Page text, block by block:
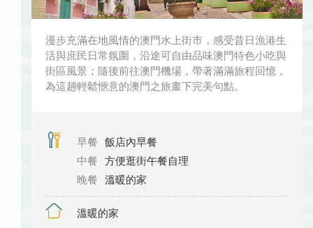
漫步充滿在地風情的澳門水上街市，感受昔日漁港生
活與庶民日常氛圍，沿途可自由品味澳門特色小吃與
街區風景；隨後前往澳門機場，帶著滿滿旅程回憶，
為這趟輕鬆愜意的澳門之旅畫下完美句點。
早餐
飯店內早餐
中餐
方便逛街午餐自理
晚餐
溫暖的家
溫暖的家